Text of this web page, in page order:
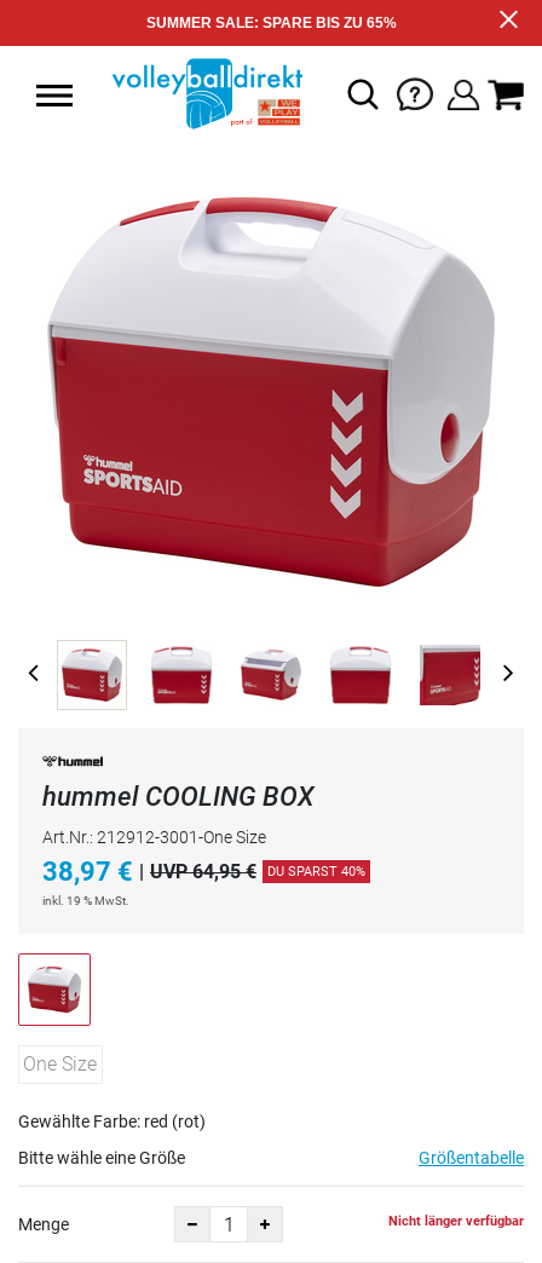
SUMMER SALE: SPARE BIS ZU 65%
hummel COOLING BOX
Art.Nr.: 212912-3001-One Size
38,97 € | UVP 64,95 € DU SPARST 40%
inkl. 19 % MwSt.
One Size
Gewählte Farbe: red (rot)
Bitte wähle eine Größe
Größentabelle
Menge Nicht länger verfügbar